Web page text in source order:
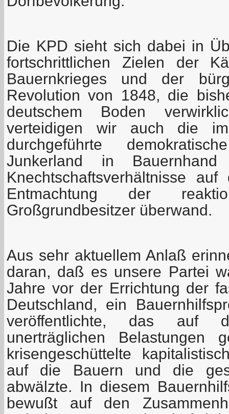
Die KPD sieht sich dabei in
fortschrittlichen Zielen der
Bauernkrieges und der
Revolution von 1848, die
deutschem Boden
verteidigen wir auch die
durchgeführte
Junkerland in
Knechtschaftsverhältnisse
Entmachtung der
Großgrundbesitzer überwand.
Aus sehr aktuellem Anlaß
daran, daß es unsere Partei
Jahre vor der Errichtung der
Deutschland, ein
veröffentlichte, das auf
unerträglichen Belastungen
krisengeschüttelte
auf die Bauern und die
abwälzte. In diesem
bewußt auf den